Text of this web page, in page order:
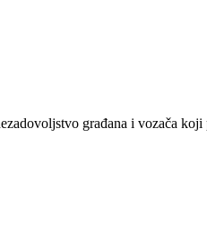
građana i vozača koji